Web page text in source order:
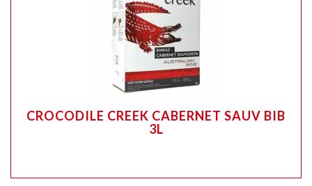
CROCODILE CREEK CABERNET SAUV BIB
3L